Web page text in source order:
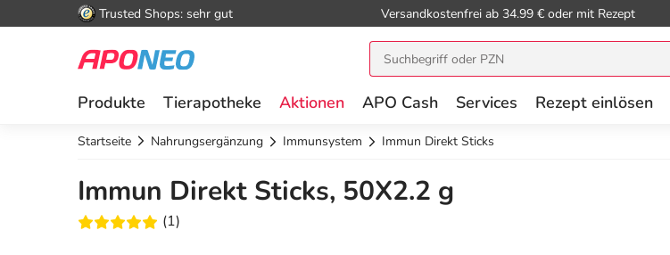
Trusted Shops: sehr gut Versandkostenfrei ab 34.99 € oder mit Rezept
Produkte Tierapotheke Aktionen APO Cash Services Rezept einlösen
Startseite Nahrungsergänzung Immunsystem Immun Direkt Sticks
Immun Direkt Sticks, 50X2.2 g
(1)